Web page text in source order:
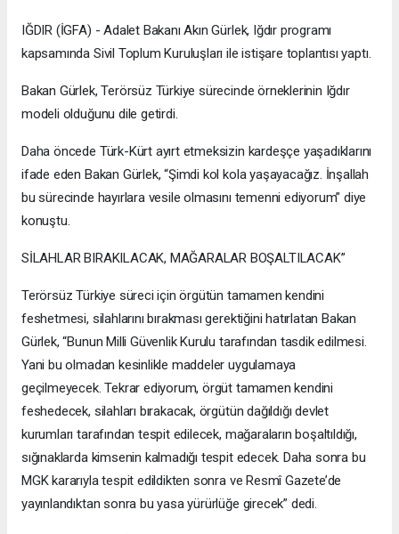
IĞDIR (İGFA) - Adalet Bakanı Akın Gürlek, Iğdır programı
kapsamında Sivil Toplum Kuruluşları ile istişare toplantısı yaptı.
Bakan Gürlek, Terörsüz Türkiye sürecinde örneklerinin Iğdır
modeli olduğunu dile getirdi.
Daha öncede Türk-Kürt ayırt etmeksizin kardeşçe yaşadıklarını
ifade eden Bakan Gürlek, “Şimdi kol kola yaşayacağız. İnşallah
bu sürecinde hayırlara vesile olmasını temenni ediyorum” diye
konuştu.
SİLAHLAR BIRAKILACAK, MAĞARALAR BOŞALTILACAK”
Terörsüz Türkiye süreci için örgütün tamamen kendini
feshetmesi, silahlarını bırakması gerektiğini hatırlatan Bakan
Gürlek, “Bunun Milli Güvenlik Kurulu tarafından tasdik edilmesi.
Yani bu olmadan kesinlikle maddeler uygulamaya
geçilmeyecek. Tekrar ediyorum, örgüt tamamen kendini
feshedecek, silahları bırakacak, örgütün dağıldığı devlet
kurumları tarafından tespit edilecek, mağaraların boşaltıldığı,
sığınaklarda kimsenin kalmadığı tespit edecek. Daha sonra bu
MGK kararıyla tespit edildikten sonra ve Resmî Gazete’de
yayınlandıktan sonra bu yasa yürürlüğe girecek” dedi.